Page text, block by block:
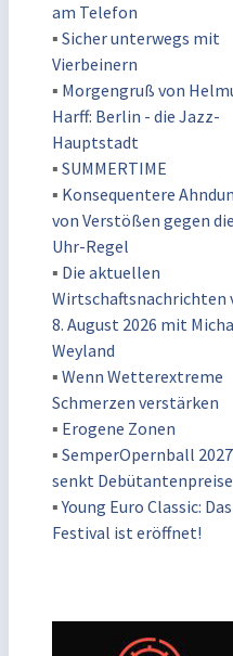
am Telefon
▪ Sicher unterwegs mit
Vierbeinern
▪ Morgengruß von
Harff: Berlin - die Jazz-
Hauptstadt
▪ SUMMERTIME
▪ Konsequentere
von Verstößen gegen
Uhr-Regel
▪ Die aktuellen
Wirtschaftsnachrichten
8. August 2026 mit
Weyland
▪ Wenn Wetterextreme
Schmerzen verstärken
▪ Erogene Zonen
▪ SemperOpernball 2027
senkt Debütantenpreise
▪Young Euro Classic: Das
Festival ist eröffnet!